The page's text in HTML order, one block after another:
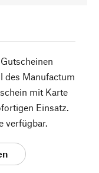
des Manufactum
mit Karte
Einsatz.
verfügbar.